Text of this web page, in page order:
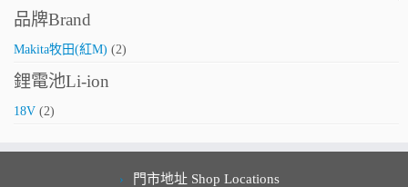
品牌Brand
Makita牧田(紅M) (2)
鋰電池Li-ion
18V (2)
門市地址 Shop Locations